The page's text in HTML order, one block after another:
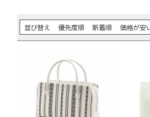
並び替え 優先度順 新着順 価格が安